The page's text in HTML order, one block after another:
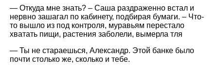
— Откуда мне знать? – Саша раздраженно встал и
нервно зашагал по кабинету, подбирая бумаги. – Что-
то вышло из под контроля, муравьям перестало
хватать пищи, растения заболели, вымерла тля
— Ты не стараешься, Александр. Этой банке было
почти столько же, сколько и тебе.